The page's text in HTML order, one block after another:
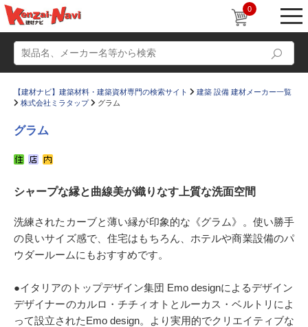
0
かたなび コラム
すまいリング 設計士インタビュー
Q＆A 販売・施工代理店募集
【建材ナビ】建築材料・建築資材専門の検索サイト
建築 設備 建材メーカー一覧
株式会社ミラタップ
グラム
グラム
シャープな縁と曲線美が織りなす上質な洗面空間
洗練されたカーブと薄い縁が印象的な《グラム》。使い勝手
の良いサイズ感で、住宅はもちろん、ホテルや商業設備のパ
ウダールームにもおすすめです。
●イタリアのトップデザイン集団 Emo designによるデザイン
デザイナーのカルロ・チチィオトとルーカス・ベルトリによ
って設立されたEmo design。より実用的でクリエイティブな